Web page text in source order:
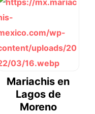
Mariachis en
Lagos de
Moreno